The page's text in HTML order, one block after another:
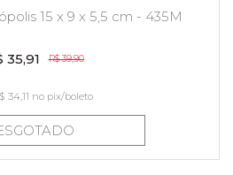
15 x 9 x 5,5 cm - 435M
35,91 R$ 39,90
34,11 no pix/boleto